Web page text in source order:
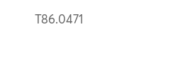
T86.0471